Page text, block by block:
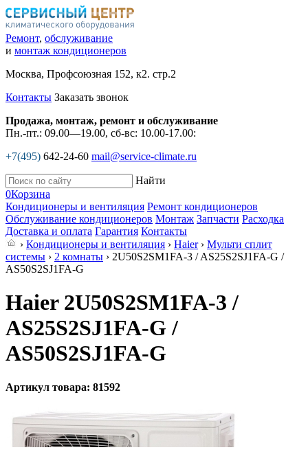
Ремонт, обслуживание
и монтаж кондиционеров
Москва, Профсоюзная 152, к2. стр.2
Контакты Заказать звонок
Продажа, монтаж, ремонт и обслуживание
Пн.-пт.: 09.00—19.00, сб-вс: 10.00-17.00:
+7(495) 642-24-60 mail@service-climate.ru
Найти
0Корзина
Кондиционеры и вентиляция Ремонт кондиционеров
Обслуживание кондиционеров Монтаж Запчасти Расходка
Доставка и оплата Гарантия Контакты
› Кондиционеры и вентиляция › Haier› Мульти сплит
системы › 2 комнаты › 2U50S2SM1FA-3 / AS25S2SJ1FA-G /
AS50S2SJ1FA-G
Haier 2U50S2SM1FA-3 /
AS25S2SJ1FA-G /
AS50S2SJ1FA-G
Артикул товара: 81592